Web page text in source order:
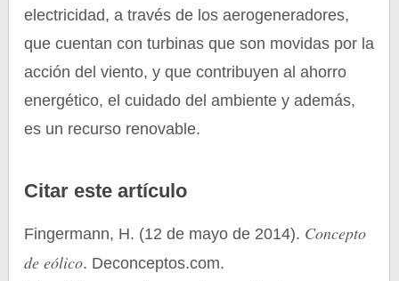
electricidad, a través de los aerogeneradores,
que cuentan con turbinas que son movidas por la
acción del viento, y que contribuyen al ahorro
energético, el cuidado del ambiente y además,
es un recurso renovable.
Citar este artículo
Fingermann, H. (12 de mayo de 2014). Concepto
de eólico. Deconceptos.com.